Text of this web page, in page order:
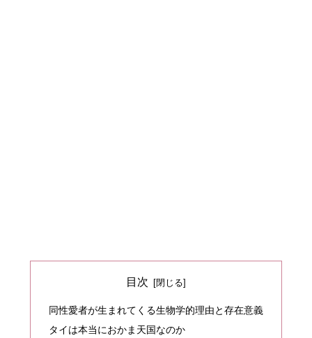
目次
同性愛者が生まれてくる生物学的理由と存在意義
タイは本当におかま天国なのか